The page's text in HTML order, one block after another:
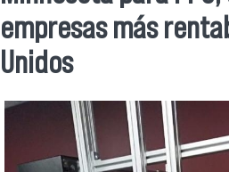
empresas más
Unidos